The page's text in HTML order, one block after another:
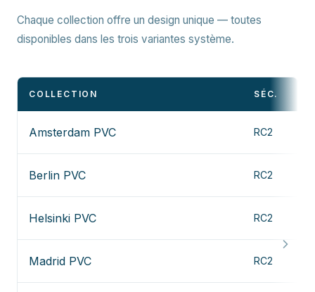
Chaque collection offre un design unique — toutes
disponibles dans les trois variantes système.
COLLECTION SÉC.
Amsterdam PVC RC2
Berlin PVC RC2
Helsinki PVC RC2
Madrid PVC RC2